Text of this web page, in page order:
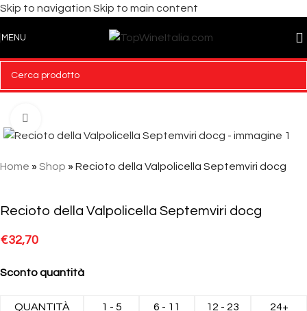
Skip to navigation Skip to main content
MENU
Home » Shop » Recioto della Valpolicella Septemviri docg
Recioto della Valpolicella Septemviri docg
€32,70
Sconto quantità
QUANTITÀ 1 - 5 6 - 11 12 - 23 24+